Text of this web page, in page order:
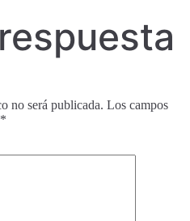
no será publicada. Los campos
*